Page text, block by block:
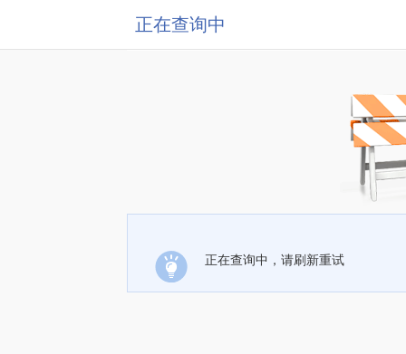
正在查询中
正在查询中，请刷新重试